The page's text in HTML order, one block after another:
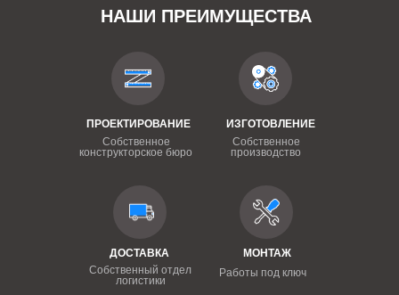
НАШИ ПРЕИМУЩЕСТВА
ПРОЕКТИРОВАНИЕ
Собственное
конструкторское бюро
ИЗГОТОВЛЕНИЕ
Собственное
производство
ДОСТАВКА
Собственный отдел
логистики
МОНТАЖ
Работы под ключ